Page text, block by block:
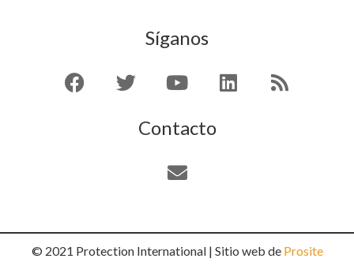
Síganos
Contacto
© 2021 Protection International | Sitio web de Prosite